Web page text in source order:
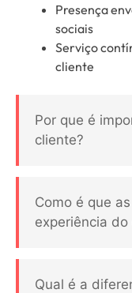
Presença
sociais
Serviço
cliente
Por que é
cliente?
Como é que
experiência do
Qual é a